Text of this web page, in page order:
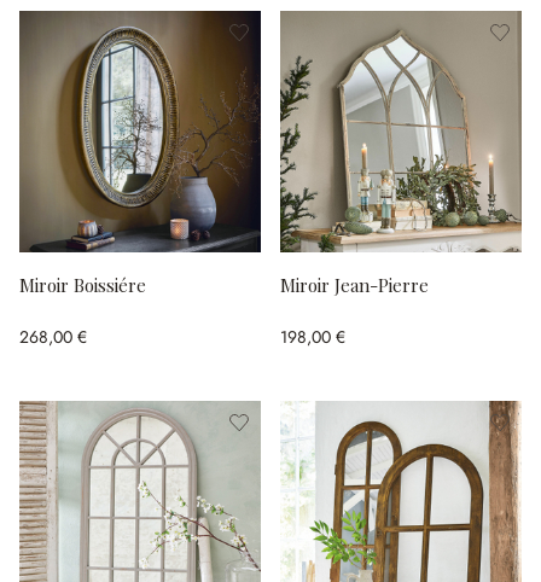
Miroir Boissiére
268,00 €
Miroir Jean-Pierre
198,00 €